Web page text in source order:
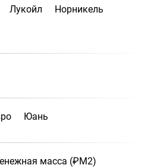
Лукойл
Норникель
Юань
масса (₽М2)